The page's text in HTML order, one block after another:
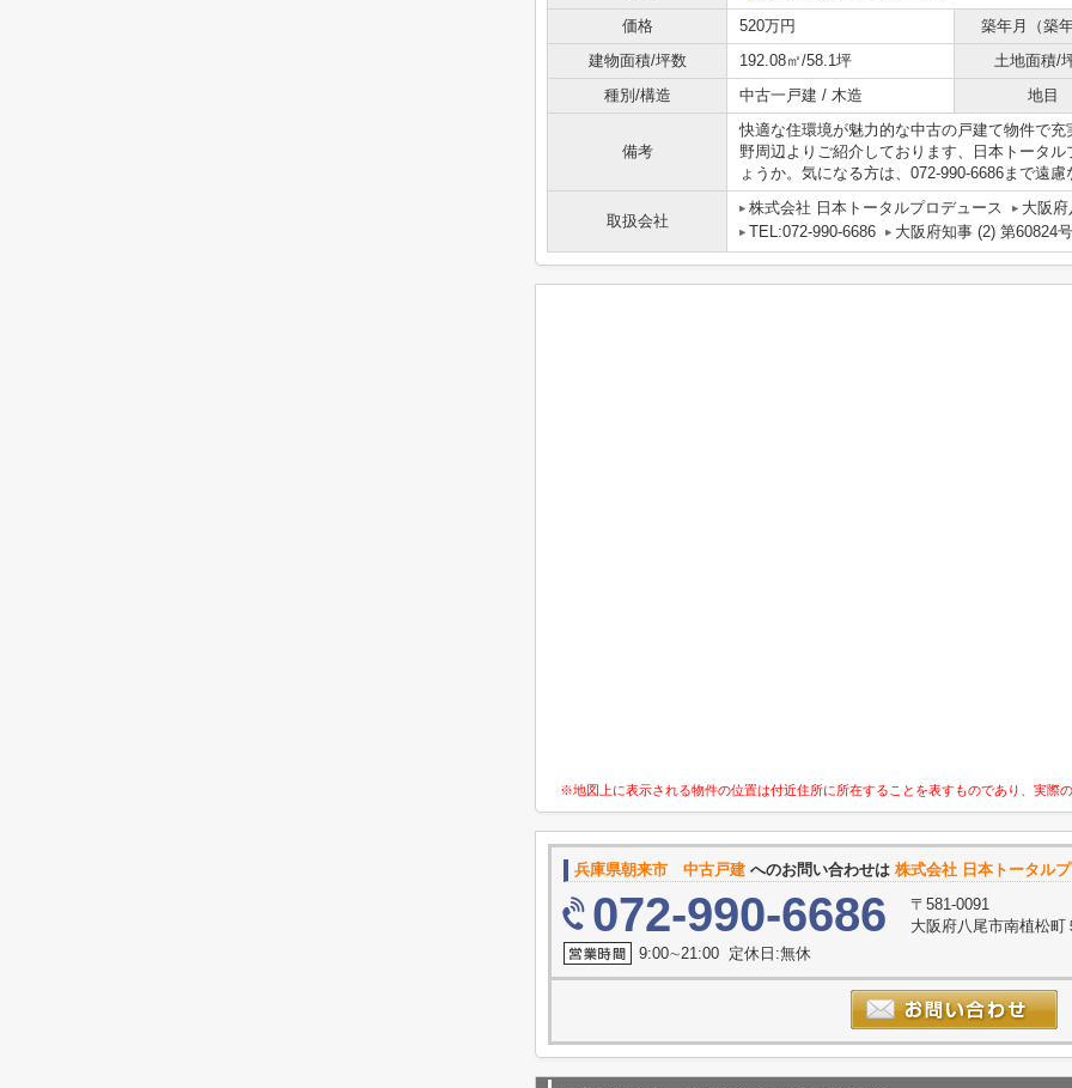
価格 520万円
築年月（築
建物面積/坪数
192.08㎡/58.1坪
土地面積/
種別/構造
中古一戸建 / 木造 地目
備考
快適な住環境が魅力的な中古の戸建て物件で
野周辺よりご紹介しております、日本トータ
ょうか。気になる方は、072-990-6686まで遠
取扱会社
株式会社 日本トータルプロデュース
大阪
TEL:072-990-6686
大阪府知事 (2) 第60824号
※地図上に表示される物件の位置は付近住所に所在することを表すものであり、実際
兵庫県朝来市 中古戸建 へのお問い合わせは 株式会社 日本トータル
072-990-6686
〒581-0091
大阪府八尾市南植松
9:00∼21:00 定休日:無休